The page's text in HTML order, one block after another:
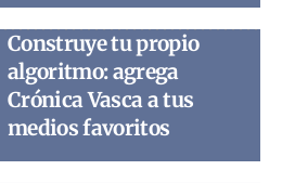
Construye tu propio
algoritmo: agrega
Crónica Vasca a tus
medios favoritos